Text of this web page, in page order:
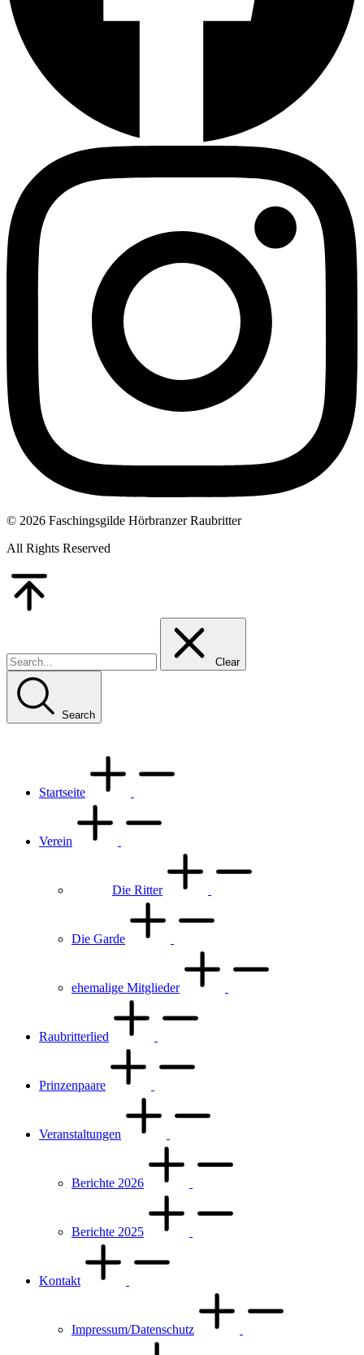
© 2026 Faschingsgilde Hörbranzer Raubritter
All Rights Reserved
Clear
Search
Startseite
Verein
Die Ritter
Die Garde
ehemalige Mitglieder
Raubritterlied
Prinzenpaare
Veranstaltungen
Berichte 2026
Berichte 2025
Kontakt
Impressum/Datenschutz